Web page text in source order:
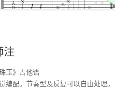
注
玉》吉他谱
编配。节奏型及反复可以自由处理。